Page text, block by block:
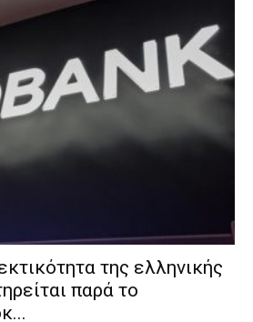
της ελληνικής
παρά το